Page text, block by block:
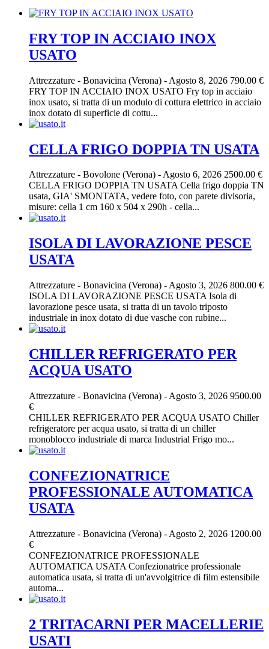
FRY TOP IN ACCIAIO INOX
USATO
Attrezzature - Bonavicina (Verona) - Agosto 8, 2026 790.00 €
FRY TOP IN ACCIAIO INOX USATO Fry top in acciaio
inox usato, si tratta di un modulo di cottura elettrico in acciaio
inox dotato di superficie di cottu...
CELLA FRIGO DOPPIA TN USATA
Attrezzature - Bovolone (Verona) -Agosto 6, 2026 2500.00 €
CELLA FRIGO DOPPIA TN USATA Cella frigo doppia TN
usata, GIA' SMONTATA, vedere foto, con parete divisoria,
misure: cella 1 cm 160 x 504 x 290h - cella...
ISOLA DI LAVORAZIONE PESCE
USATA
Attrezzature - Bonavicina (Verona) - Agosto 3, 2026 800.00 €
ISOLA DI LAVORAZIONE PESCE USATA Isola di
lavorazione pesce usata, si tratta di un tavolo triposto
industriale in inox dotato di due vasche con rubine...
CHILLER REFRIGERATO PER
ACQUA USATO
Attrezzature - Bonavicina (Verona) - Agosto 3, 2026 9500.00
€
CHILLER REFRIGERATO PER ACQUA USATO Chiller
refrigeratore per acqua usato, si tratta di un chiller
monoblocco industriale di marca Industrial Frigo mo...
CONFEZIONATRICE
PROFESSIONALE AUTOMATICA
USATA
Attrezzature - Bonavicina (Verona) - Agosto 2, 2026 1200.00
€
CONFEZIONATRICE PROFESSIONALE
AUTOMATICA USATA Confezionatrice professionale
automatica usata, si tratta di un'avvolgitrice di film estensibile
automa...
2 TRITACARNI PER MACELLERIE
USATI